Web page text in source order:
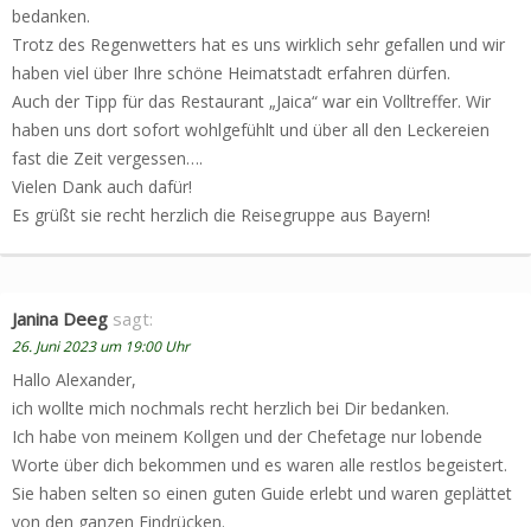
bedanken.
Trotz des Regenwetters hat es uns wirklich sehr gefallen und wir
haben viel über Ihre schöne Heimatstadt erfahren dürfen.
Auch der Tipp für das Restaurant „Jaica“ war ein Volltreffer. Wir
haben uns dort sofort wohlgefühlt und über all den Leckereien
fast die Zeit vergessen….
Vielen Dank auch dafür!
Es grüßt sie recht herzlich die Reisegruppe aus Bayern!
Janina Deeg sagt:
26. Juni 2023 um 19:00 Uhr
Hallo Alexander,
ich wollte mich nochmals recht herzlich bei Dir bedanken.
Ich habe von meinem Kollgen und der Chefetage nur lobende
Worte über dich bekommen und es waren alle restlos begeistert.
Sie haben selten so einen guten Guide erlebt und waren geplättet
von den ganzen Eindrücken.